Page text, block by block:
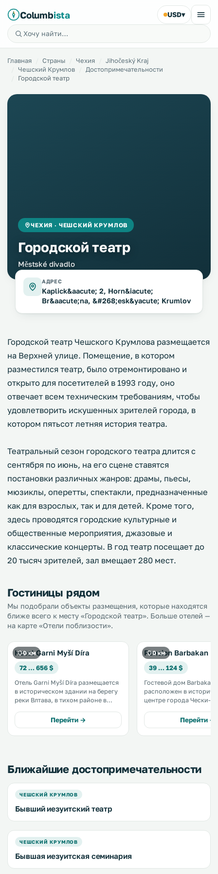
Columbista USD▾
Главная Страны Чехия
Jihočeský Kraj
Чешский Крумлов
Достопримечательности
Городской театр
ЧЕХИЯ · ЧЕШСКИЙ КРУМЛОВ
Городской театр
Městské divadlo
АДРЕС
Kaplick&aacute; 2, Horn&iacute;
Br&aacute;na, &#268;esk&yacute; Krumlov
Городской театр Чешского Крумлова размещается
на Верхней улице. Помещение, в котором
разместился театр, было отремонтировано и
открыто для посетителей в 1993 году, оно
отвечает всем техническим требованиям, чтобы
удовлетворить искушенных зрителей города, в
котором пятьсот летняя история театра.
Театральный сезон городского театра длится с
сентября по июнь, на его сцене ставятся
постановки различных жанров: драмы, пьесы,
мюзиклы, оперетты, спектакли, предназначенные
как для взрослых, так и для детей. Кроме того,
здесь проводятся городские культурные и
общественные мероприятия, джазовые и
классические концерты. В год театр посещает до
20 тысяч зрителей, зал вмещает 280 мест.
Гостиницы рядом
Мы подобрали объекты размещения, которые находятся
ближе всего к месту «Городской театр». Больше отелей —
на карте «Отели поблизости».
0 км
Hotel Garni Myší Díra
72 … 656 $
Отель Garni Myší Díra размещается
в историческом здании на берегу
реки Влтава, в тихом районе в
услугам гостей номера с
бесплатным Wi-Fi, а из окон
большинства открывается вид на
Перейти →
0 км
Pension Barbakan
39 … 124 $
Гостевой дом Barbakan
расположен в
центре города Чески-
в 5 минутах ходьбы от
площади и замка. .
Перейти →
Ближайшие достопримечательности
ЧЕШСКИЙ КРУМЛОВ
Бывший иезуитский театр
ЧЕШСКИЙ КРУМЛОВ
Бывшая иезуитская семинария